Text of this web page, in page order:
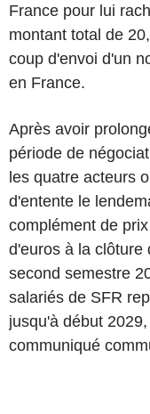
France pour lui
montant total de
coup d'envoi d'un
en France.
Après avoir
période de
les quatre acteurs
d'entente le
complément de
d'euros à la clôture
second semestre
salariés de SFR
jusqu'à début
communiqué